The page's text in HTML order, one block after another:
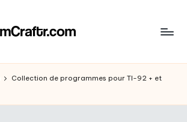
Collection de programmes pour TI-92 + et